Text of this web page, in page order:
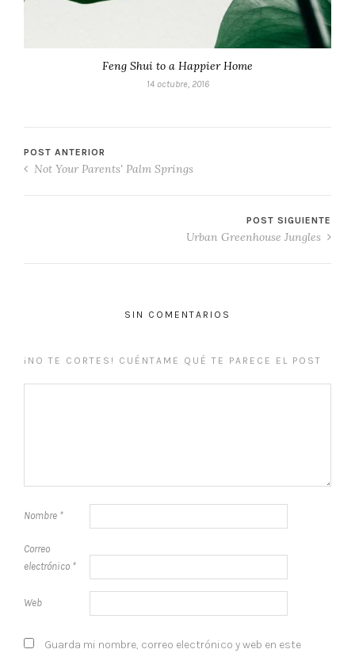
Feng Shui to a Happier Home
14 octubre, 2016
POST ANTERIOR
Not Your Parents' Palm Springs
POST SIGUIENTE
Urban Greenhouse Jungles
SIN COMENTARIOS
¡NO TE CORTES! CUÉNTAME QUÉ TE PARECE EL POST
Nombre *
Correo
electrónico *
Web
Guarda mi nombre, correo electrónico y web en este